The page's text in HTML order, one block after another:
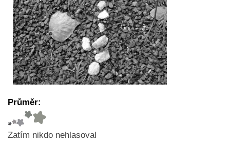
Průměr:
Zatím nikdo nehlasoval